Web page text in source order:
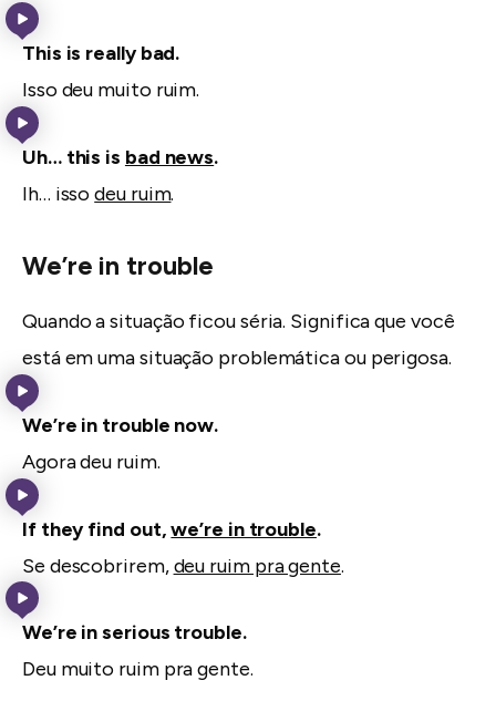
This is really bad.
Isso deu muito ruim.
Uh… this is bad news.
Ih… issodeu ruim.
We’re in trouble
Quando a situação ficou séria. Significa que você
está em uma situação problemática ou perigosa.
We’re in trouble now.
Agora deu ruim.
If they find out,we’re in trouble.
Se descobrirem,deu ruim pra gente.
We’re in serious trouble.
Deu muito ruim pra gente.